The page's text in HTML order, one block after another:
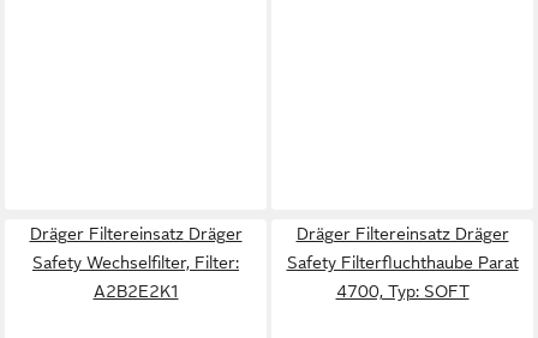
Dräger Filtereinsatz Dräger
Safety Wechselfilter, Filter:
A2B2E2K1
Dräger Filtereinsatz Dräger
Safety Filterfluchthaube Parat
4700, Typ: SOFT